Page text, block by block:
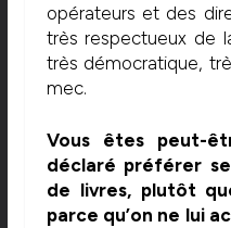
opérateurs et des
très respectueux de
très démocratique,
mec.
Vous êtes peut-
déclaré préférer
de livres, plutôt
parce qu’on ne lui